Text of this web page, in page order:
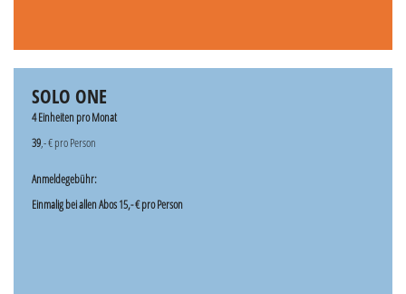
SOLO ONE
4 Einheiten pro Monat
39,- € pro Person
Anmeldegebühr:
Einmalig bei allen Abos 15,- € pro Person